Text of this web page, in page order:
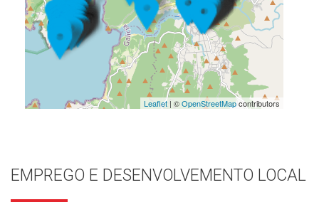
Leaflet| ©OpenStreetMapcontributors
EMPREGO E DESENVOLVEMENTO LOCAL